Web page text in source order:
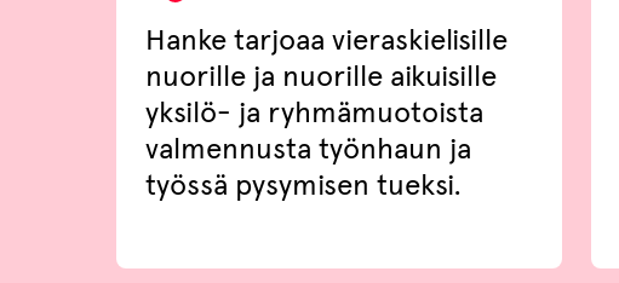
Hanke tarjoaa vieraskielisille
nuorille ja nuorille aikuisille
yksilö- ja ryhmämuotoista
valmennusta työnhaun ja
työssä pysymisen tueksi.